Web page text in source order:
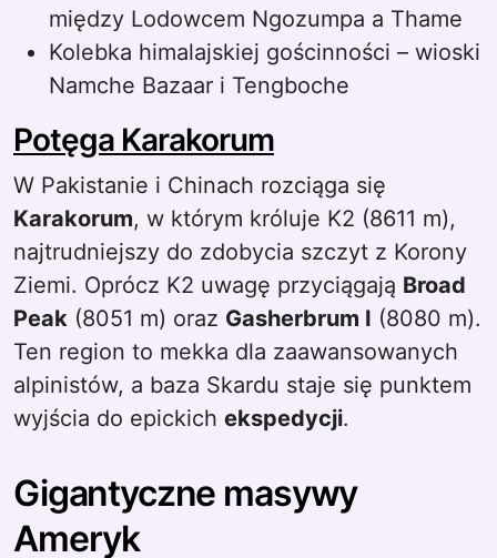
między Lodowcem Ngozumpa a Thame
Kolebka himalajskiej gościnności – wioski
Namche Bazaar i Tengboche
Potęga Karakorum
W Pakistanie i Chinach rozciąga się
Karakorum, w którym króluje K2 (8611 m),
najtrudniejszy do zdobycia szczyt z Korony
Ziemi. Oprócz K2 uwagę przyciągają Broad
Peak (8051 m) oraz Gasherbrum I (8080 m).
Ten region to mekka dla zaawansowanych
alpinistów, a baza Skardu staje się punktem
wyjścia do epickich ekspedycji.
Gigantyczne masywy
Ameryk